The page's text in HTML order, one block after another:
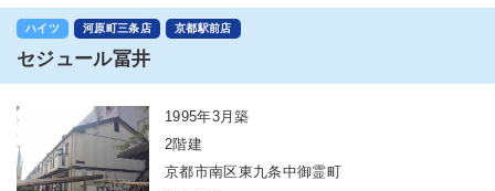
ハイツ 河原町三条店 京都駅前店
セジュール冨井
1995年3月築
2階建
京都市南区東九条中御霊町